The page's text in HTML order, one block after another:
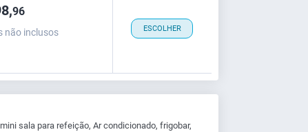
96
não inclusos ESCOLHER
sala para refeição, Ar condicionado, frigobar,